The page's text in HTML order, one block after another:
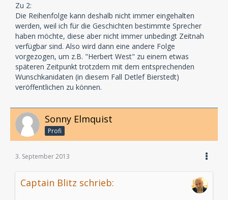
Zu 2:
Die Reihenfolge kann deshalb nicht immer eingehalten
werden, weil ich für die Geschichten bestimmte Sprecher
haben möchte, diese aber nicht immer unbedingt Zeitnah
verfügbar sind. Also wird dann eine andere Folge
vorgezogen, um z.B. "Herbert West" zu einem etwas
späteren Zeitpunkt trotzdem mit dem entsprechenden
Wunschkanidaten (in diesem Fall Detlef Bierstedt)
veröffentlichen zu können.
Sonny Elmquist
Profi
3. September 2013
Captain Blitz schrieb: